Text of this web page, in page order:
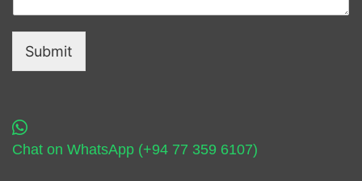
Submit
Chat on WhatsApp (+94 77 359 6107)